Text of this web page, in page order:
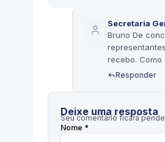
Secretaria
Bruno De
recebo. Como
Responder
Deixe uma resposta
Seu comentário ficará
Nome *